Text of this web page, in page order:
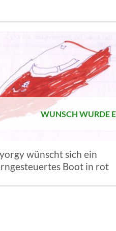
WUNSCH WURDE
wünscht sich ein
Boot in rot